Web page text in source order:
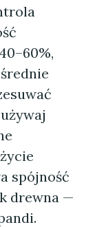
spójność
drewna —